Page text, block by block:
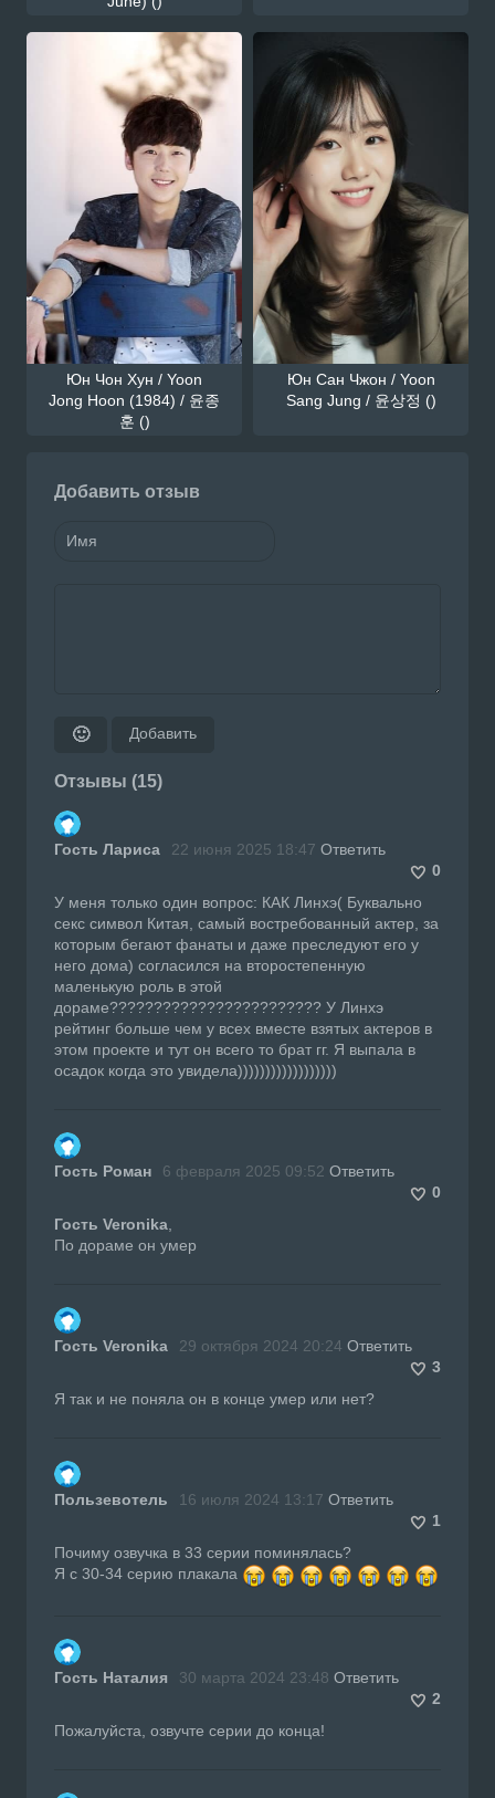
Юн Чон Хун / Yoon
Jong Hoon (1984) / 윤종
훈 ()
Юн Сан Чжон / Yoon
Sang Jung / 윤상정 ()
Добавить отзыв
🙂 Добавить
Отзывы (15)
Гость Лариса 22 июня 2025 18:47 Ответить
0
У меня только один вопрос: КАК Линхэ( Буквально
секс символ Китая, самый востребованный актер, за
которым бегают фанаты и даже преследуют его у
него дома) согласился на второстепенную
маленькую роль в этой
дораме???????????????????????? У Линхэ
рейтинг больше чем у всех вместе взятых актеров в
этом проекте и тут он всего то брат гг. Я выпала в
осадок когда это увидела))))))))))))))))))
Гость Роман 6 февраля 2025 09:52 Ответить
0
Гость Veronika
По дораме он умер
Гость Veronika 29 октября 2024 20:24 Ответить
3
Я так и не поняла он в конце умер или нет?
Пользевотель 16 июля 2024 13:17 Ответить
1
Почиму озвучка в 33 серии поминялась?
Я с 30-34 серию плакала
Гость Наталия 30 марта 2024 23:48 Ответить
2
Пожалуйста, озвучте серии до конца!